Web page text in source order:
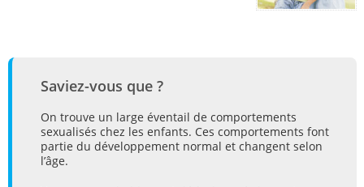
Saviez-vous que ?
On trouve un large éventail de comportements
sexualisés chez les enfants. Ces comportements font
partie du développement normal et changent selon
l’âge.